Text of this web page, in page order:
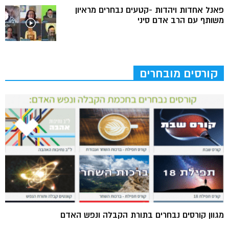
פאנל אחדות ויהדות -קטעים נבחרים מראיון
משותף עם הרב אדם סיני
קורסים מובחרים
מגוון קורסים נבחרים בתורת הקבלה ונפש האדם